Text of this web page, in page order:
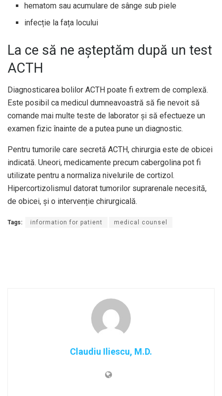
hematom sau acumulare de sânge sub piele
infecție la fața locului
La ce să ne așteptăm după un test
ACTH
Diagnosticarea bolilor ACTH poate fi extrem de complexă.
Este posibil ca medicul dumneavoastră să fie nevoit să
comande mai multe teste de laborator și să efectueze un
examen fizic înainte de a putea pune un diagnostic.
Pentru tumorile care secretă ACTH, chirurgia este de obicei
indicată. Uneori, medicamente precum cabergolina pot fi
utilizate pentru a normaliza nivelurile de cortizol.
Hipercortizolismul datorat tumorilor suprarenale necesită,
de obicei, și o intervenție chirurgicală.
Tags: information for patient medical counsel
Claudiu Iliescu, M.D.